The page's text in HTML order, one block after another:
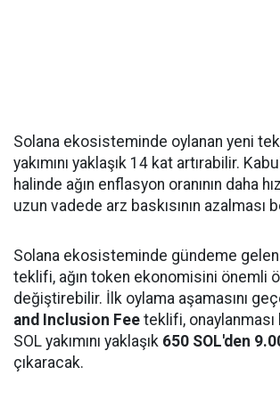
Solana ekosisteminde oylanan yeni
yakımını yaklaşık 14 kat artırabilir.
halinde ağın enflasyon oranının daha
uzun vadede arz baskısının azalması
Solana ekosisteminde gündeme
teklifi, ağın token ekonomisini önemli
değiştirebilir. İlk oylama aşamasını
and Inclusion Fee teklifi,
SOL yakımını yaklaşık 650 SOL'den
çıkaracak.